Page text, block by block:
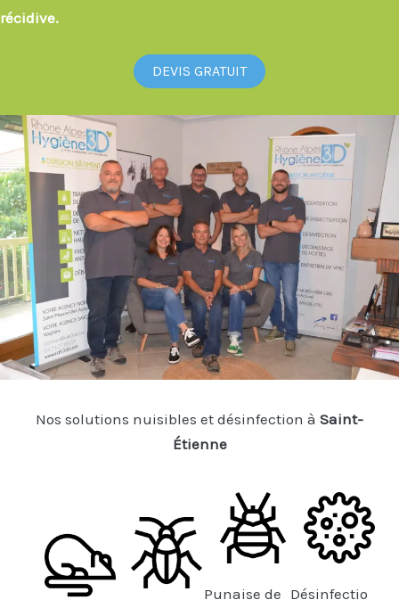
récidive.
DEVIS GRATUIT
Nos solutions nuisibles et désinfection à Saint-
Étienne
Punaise de Désinfectio